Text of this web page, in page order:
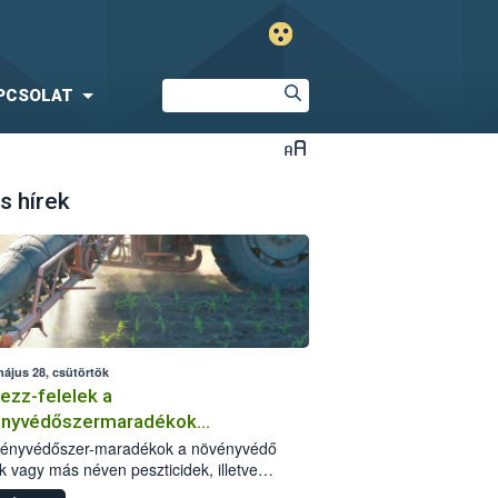
hírek
28, csütörtök
felelek a
kockázatáról
maradékok a növényvédő
vagy más néven peszticidek, illetve
kis mennyiségei, melyek a